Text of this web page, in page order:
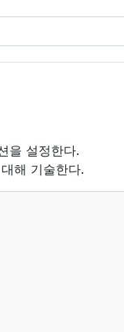
을 설정한다.
해 기술한다.